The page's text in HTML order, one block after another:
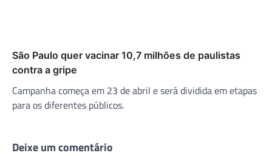
São Paulo quer vacinar 10,7 milhões de paulistas
contra a gripe
Campanha começa em 23 de abril e será dividida em etapas
para os diferentes públicos.
Deixe um comentário